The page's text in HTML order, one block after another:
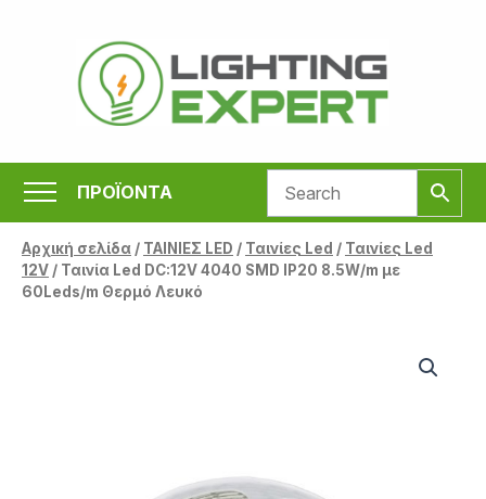
περιεχόμενο
ΠΡΟΪΟΝΤΑ
Αρχική σελίδα/ ΤΑΙΝΙΕΣ LED / Ταινίες Led / Ταινίες Led
12V/ Ταινία Led DC:12V 4040 SMD IP20 8.5W/m με
60Leds/m Θερμό Λευκό